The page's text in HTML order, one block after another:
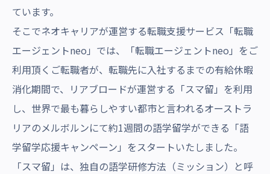
ています。
そこでネオキャリアが運営する転職支援サービス「転職
エージェントneo」では、「転職エージェントneo」をご
利用頂くご転職者が、転職先に入社するまでの有給休暇
消化期間で、リアブロードが運営する「スマ留」を利用
し、世界で最も暮らしやすい都市と言われるオーストラ
リアのメルボルンにて約1週間の語学留学ができる「語
学留学応援キャンペーン」をスタートいたしました。
「スマ留」は、独自の語学研修方法（ミッション）と呼